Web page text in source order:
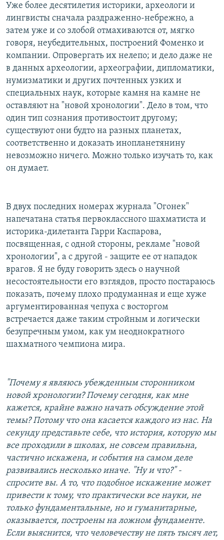
Уже более десятилетия историки, археологи и
лингвисты сначала раздраженно-небрежно, а
затем уже и со злобой отмахиваются от, мягко
говоря, неубедительных, построений Фоменко и
компании. Опровергать их нелепо; и дело даже не
в данных археологии, археографии, дипломатики,
нумизматики и других почтенных узких и
специальных наук, которые камня на камне не
оставляют на "новой хронологии". Дело в том, что
один тип сознания противостоит другому;
существуют они будто на разных планетах,
соответственно и доказать инопланетянину
невозможно ничего. Можно только изучать то, как
он думает.
В двух последних номерах журнала "Огонек"
напечатана статья первоклассного шахматиста и
историка-дилетанта Гарри Каспарова,
посвященная, с одной стороны, рекламе "новой
хронологии", а с другой - защите ее от нападок
врагов. Я не буду говорить здесь о научной
несостоятельности его взглядов, просто постараюсь
показать, почему плохо продуманная и еще хуже
аргументированная чепуха с восторгом
встречается даже таким стройным и логически
безупречным умом, как ум неоднократного
шахматного чемпиона мира.
"Почему я являюсь убежденным сторонником
новой хронологии? Почему сегодня, как мне
кажется, крайне важно начать обсуждение этой
темы? Потому что она касается каждого из нас. На
секунду представьте себе, что история, которую мы
все проходили в школах, не совсем правильна,
частично искажена, и события на самом деле
развивались несколько иначе. "Ну и что?" -
спросите вы. А то, что подобное искажение может
привести к тому, что практически все науки, не
только фундаментальные, но и гуманитарные,
оказывается, построены на ложном фундаменте.
Если выяснится, что человечеству не пять тысяч лет,